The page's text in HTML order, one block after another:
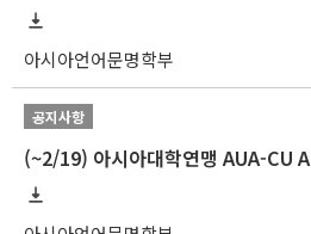
아시아언어문명학부
공지사항